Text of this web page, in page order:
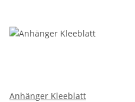
Anhänger Kleeblatt